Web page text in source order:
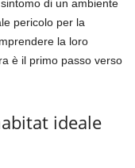
di un ambiente
pericolo per la
la loro
è il primo passo verso
ideale